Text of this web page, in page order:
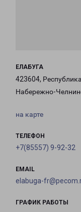
ЕЛАБУГА
423604,
Набережно-
на карте
ТЕЛЕФОН
+7(85557) 9-92-32
EMAIL
elabuga-
ГРАФИК РАБОТЫ